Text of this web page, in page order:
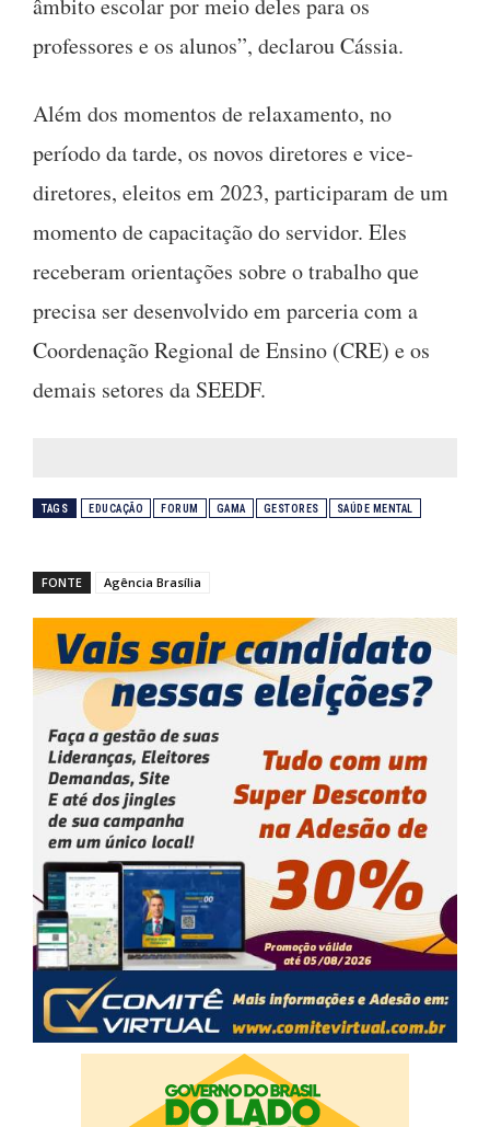
âmbito escolar por meio deles para os
professores e os alunos”, declarou Cássia.
Além dos momentos de relaxamento, no
período da tarde, os novos diretores e vice-
diretores, eleitos em 2023, participaram de um
momento de capacitação do servidor. Eles
receberam orientações sobre o trabalho que
precisa ser desenvolvido em parceria com a
Coordenação Regional de Ensino (CRE) e os
demais setores da SEEDF.
TAGS EDUCAÇÃO FORUM GAMA GESTORES SAÚDE MENTAL
FONTE Agência Brasília